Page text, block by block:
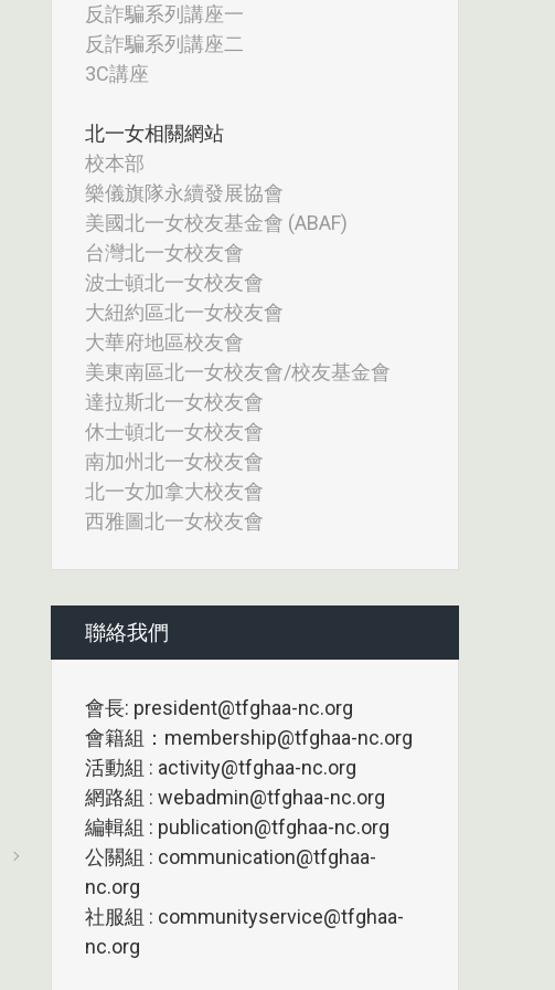
反詐騙系列講座一
反詐騙系列講座二
3C講座
北一女相關網站
校本部
樂儀旗隊永續發展協會
美國北一女校友基金會 (ABAF)
台灣北一女校友會
波士頓北一女校友會
大紐約區北一女校友會
大華府地區校友會
美東南區北一女校友會/校友基金會
達拉斯北一女校友會
休士頓北一女校友會
南加州北一女校友會
北一女加拿大校友會
西雅圖北一女校友會
聯絡我們
會長: president@tfghaa-nc.org
會籍組：membership@tfghaa-nc.org
活動組 : activity@tfghaa-nc.org
網路組 : webadmin@tfghaa-nc.org
編輯組 : publication@tfghaa-nc.org
公關組 : communication@tfghaa-
nc.org
社服組 : communityservice@tfghaa-
nc.org